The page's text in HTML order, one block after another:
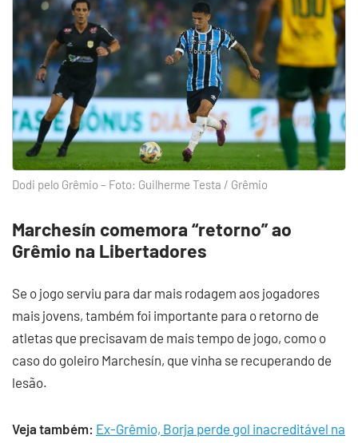
Dodi pelo Grêmio – Foto: Guilherme Testa / Grêmio
Marchesín comemora “retorno” ao
Grêmio na Libertadores
Se o jogo serviu para dar mais rodagem aos jogadores
mais jovens, também foi importante para o retorno de
atletas que precisavam de mais tempo de jogo, como o
caso do goleiro Marchesín, que vinha se recuperando de
lesão.
Veja também: Ex-Grêmio, Borja perde gol inacreditável na